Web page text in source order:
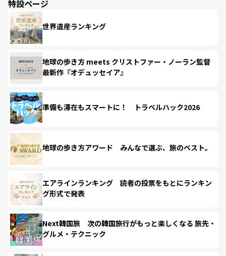
特設ページ
世界遺産ランキング
地球の歩き方 meets クリストファー・ノーラン監督
最新作『オデュッセイア』
準備も滞在もスマートに！ トラベルハック2026
地球の歩き方アワード みんなで選ぶ、旅のベスト。
エアラインランキング 読者の投票をもとにランキン
グ形式で発表
Next韓国旅 次の韓国旅行がもっと楽しくなる 旅先・
グルメ・テクニック